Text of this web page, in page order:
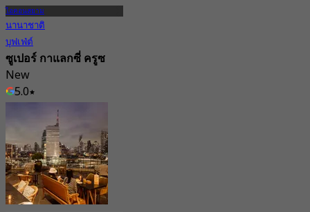
ไอคอนสยาม
นานาชาติ
บุฟเฟ่ต์
ซูเปอร์ กาแลกซี่ ครูซ
New
5.0
฿ 1,700